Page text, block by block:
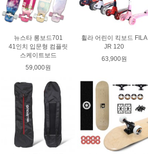
뉴스타 롱보드701
41인치 입문형 컴플릿
스케이트보드
59,000원
휠라 어린이 킥보드 FILA
JR 120
63,900원